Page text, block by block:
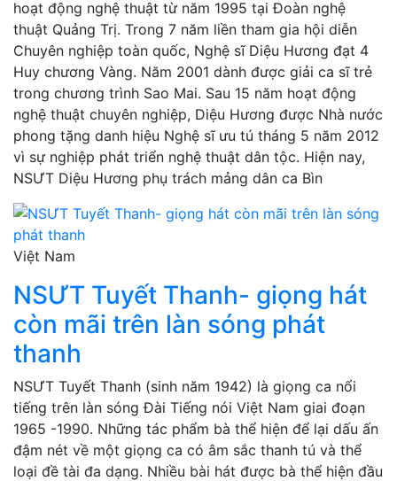
hoạt động nghệ thuật từ năm 1995 tại Đoàn nghệ
thuật Quảng Trị. Trong 7 năm liền tham gia hội diễn
Chuyên nghiệp toàn quốc, Nghệ sĩ Diệu Hương đạt 4
Huy chương Vàng. Năm 2001 dành được giải ca sĩ trẻ
trong chương trình Sao Mai. Sau 15 năm hoạt động
nghệ thuật chuyên nghiệp, Diệu Hương được Nhà nước
phong tặng danh hiệu Nghệ sĩ ưu tú tháng 5 năm 2012
vì sự nghiệp phát triển nghệ thuật dân tộc. Hiện nay,
NSƯT Diệu Hương phụ trách mảng dân ca Bìn
Việt Nam
NSƯT Tuyết Thanh- giọng hát
còn mãi trên làn sóng phát
thanh
NSƯT Tuyết Thanh (sinh năm 1942) là giọng ca nổi
tiếng trên làn sóng Đài Tiếng nói Việt Nam giai đoạn
1965 -1990. Những tác phẩm bà thể hiện để lại dấu ấn
đậm nét về một giọng ca có âm sắc thanh tú và thể
loại đề tài đa dạng. Nhiều bài hát được bà thể hiện đầu